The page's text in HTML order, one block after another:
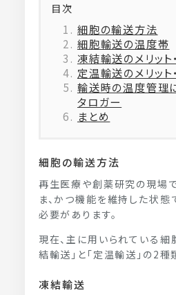
目次
細胞の輸送方法
細胞輸送の温度帯
凍結輸送のメリット
定温輸送のメリット
輸送時の温度管理
タロガー
まとめ
細胞の輸送方法
再生医療や創薬研究の現場
ま、かつ機能を維持した状
必要があります。
現在、主に用いられている細
結輸送」と「定温輸送」の2種
凍結輸送